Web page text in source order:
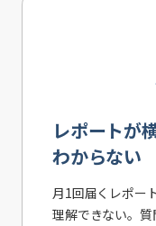
レポートが
わからない
月1回届くレポー
理解できない。